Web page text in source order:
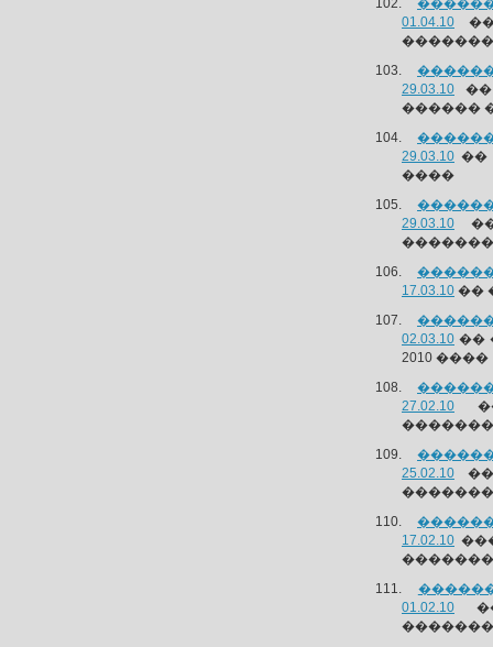
01.04.10
29.03.10 ��
������
29.03.10 ��
����
29.03.10
17.03.10 ��
02.03.10 ��
2010 ����
27.02.10
25.02.10 ��
17.02.10
01.02.10